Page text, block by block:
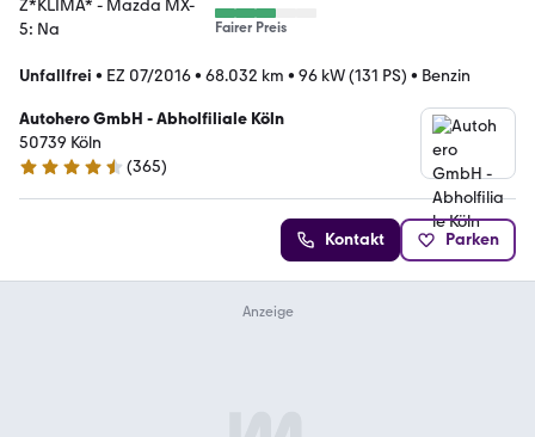
Fairer Preis
Unfallfrei • EZ 07/2016• 68.032 km • 96 kW (131 PS) • Benzin
Autohero GmbH - Abholfiliale Köln
50739 Köln
4.6 Sterne
(365)
Kontakt Parken